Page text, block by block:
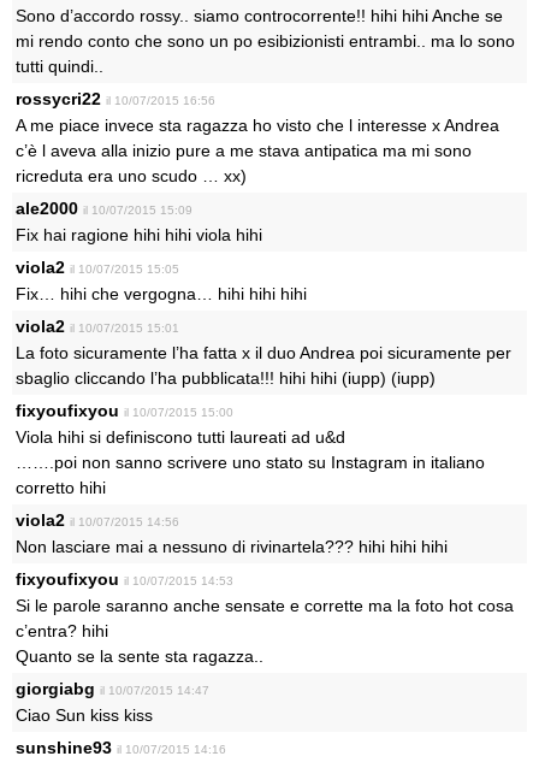
Sono d’accordo rossy.. siamo controcorrente!! hihi hihi Anche se
mi rendo conto che sono un po esibizionisti entrambi.. ma lo sono
tutti quindi..
rossycri22 il 10/07/2015 16:56
A me piace invece sta ragazza ho visto che l interesse x Andrea
c’è l aveva alla inizio pure a me stava antipatica ma mi sono
ricreduta era uno scudo … xx)
ale2000 il 10/07/2015 15:09
Fix hai ragione hihi hihi viola hihi
viola2 il 10/07/2015 15:05
Fix… hihi che vergogna… hihi hihi hihi
viola2 il 10/07/2015 15:01
La foto sicuramente l’ha fatta x il duo Andrea poi sicuramente per
sbaglio cliccando l’ha pubblicata!!! hihi hihi (iupp) (iupp)
fixyoufixyou il 10/07/2015 15:00
Viola hihi si definiscono tutti laureati ad u&d
…….poi non sanno scrivere uno stato su Instagram in italiano
corretto hihi
viola2 il 10/07/2015 14:56
Non lasciare mai a nessuno di rivinartela??? hihi hihi hihi
fixyoufixyou il 10/07/2015 14:53
Si le parole saranno anche sensate e corrette ma la foto hot cosa
c’entra? hihi
Quanto se la sente sta ragazza..
giorgiabg il 10/07/2015 14:47
Ciao Sun kiss kiss
sunshine93 il 10/07/2015 14:16